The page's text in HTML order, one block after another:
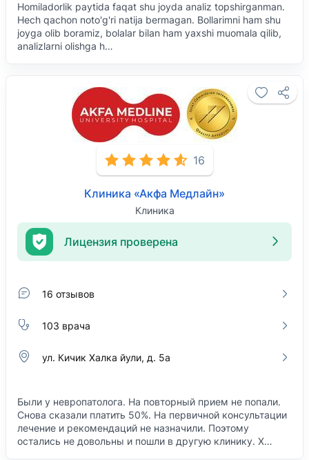
Homiladorlik paytida faqat shu joyda analiz topshirganman.
Hech qachon noto'g'ri natija bermagan. Bollarimni ham shu
joyga olib boramiz, bolalar bilan ham yaxshi muomala qilib,
analizlarni olishga h…
16
Клиника «Акфа Медлайн»
Клиника
Лицензия проверена
16 отзывов
103 врача
ул. Кичик Халка йули, д. 5а
Были у невропатолога. На повторный прием не попали.
Снова сказали платить 50%. На первичной консультации
лечение и рекомендаций не назначили. Поэтому
остались не довольны и пошли в другую клинику. Х…